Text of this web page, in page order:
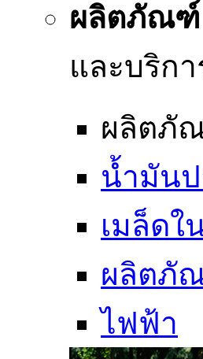
ผลิตภัณฑ์
และบริกา
ผลิตภั
น้ำมัน
เมล็ดใ
ผลิตภั
ไฟฟ้า